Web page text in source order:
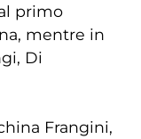
primo
mentre in
Di
Frangini,